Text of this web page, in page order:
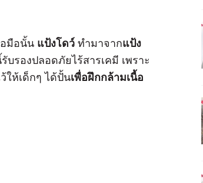
อมือนั้น แป้งโดว์ ทำมาจากแป้ง
รองปลอดภัยไร้สารเคมี เพราะ
ให้เด็กๆ ได้ปั้นเพื่อฝึกกล้ามเนื้อ